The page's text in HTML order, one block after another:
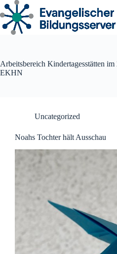
Zum
Inhalt
springen
Arbeitsbereich Kindertagesstätten
EKHN
Uncategorized
Noahs Tochter hält Ausschau